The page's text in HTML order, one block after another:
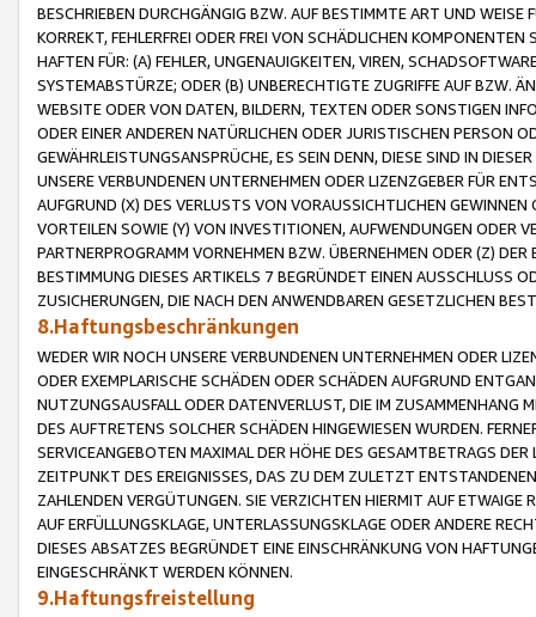
BESCHRIEBEN DURCHGÄNGIG BZW. AUF BESTIMMTE ART UND
KORREKT, FEHLERFREI ODER FREI VON SCHÄDLICHEN
HAFTEN FÜR: (A) FEHLER, UNGENAUIGKEITEN, VIREN,
SYSTEMABSTÜRZE; ODER (B) UNBERECHTIGTE ZUGRIFFE AUF BZW.
WEBSITE ODER VON DATEN, BILDERN, TEXTEN ODER SONSTIGEN
ODER EINER ANDEREN NATÜRLICHEN ODER JURISTISCHEN PERSON
GEWÄHRLEISTUNGSANSPRÜCHE, ES SEIN DENN, DIESE SIND IN
UNSERE VERBUNDENEN UNTERNEHMEN ODER LIZENZGEBER FÜR
AUFGRUND (X) DES VERLUSTS VON VORAUSSICHTLICHEN
VORTEILEN SOWIE (Y) VON INVESTITIONEN, AUFWENDUNGEN ODER
PARTNERPROGRAMM VORNEHMEN BZW. ÜBERNEHMEN ODER (Z)
BESTIMMUNG DIESES ARTIKELS 7 BEGRÜNDET EINEN AUSSCHLUSS
ZUSICHERUNGEN, DIE NACH DEN ANWENDBAREN GESETZLICHEN
8.Haftungsbeschränkungen
WEDER WIR NOCH UNSERE VERBUNDENEN UNTERNEHMEN ODER
ODER EXEMPLARISCHE SCHÄDEN ODER SCHÄDEN AUFGRUND
NUTZUNGSAUSFALL ODER DATENVERLUST, DIE IM ZUSAMMENHANG
DES AUFTRETENS SOLCHER SCHÄDEN HINGEWIESEN WURDEN.
SERVICEANGEBOTEN MAXIMAL DER HÖHE DES GESAMTBETRAGS
ZEITPUNKT DES EREIGNISSES, DAS ZU DEM ZULETZT
ZAHLENDEN VERGÜTUNGEN. SIE VERZICHTEN HIERMIT AUF
AUF ERFÜLLUNGSKLAGE, UNTERLASSUNGSKLAGE ODER ANDERE
DIESES ABSATZES BEGRÜNDET EINE EINSCHRÄNKUNG VON
EINGESCHRÄNKT WERDEN KÖNNEN.
9.Haftungsfreistellung